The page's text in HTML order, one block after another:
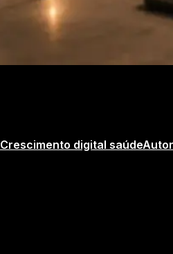
Crescimento digital saúde